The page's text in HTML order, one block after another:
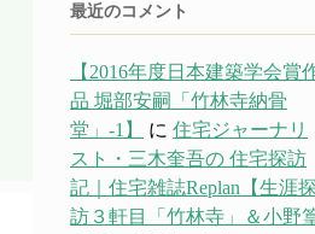
最近のコメント
【2016年度日本建築学会賞
品 堀部安嗣「竹林寺納骨
堂」-1】
に 住宅ジャーナリ
スト・三木奎吾の 住宅探訪
記｜住宅雑誌Replan【生涯探
訪３軒目「竹林寺」＆小野